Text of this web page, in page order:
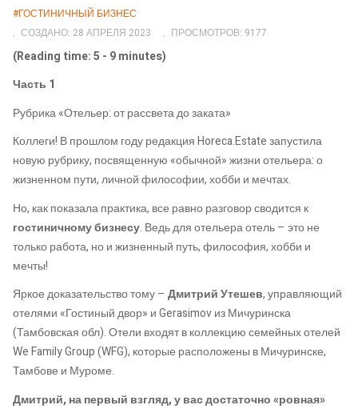
#ГОСТИНИЧНЫЙ БИЗНЕС
СОЗДАНО: 28 АПРЕЛЯ 2023
ПРОСМОТРОВ: 9177
(Reading time: 5 - 9 minutes)
Часть 1
Рубрика «Отельер: от рассвета до заката»
Коллеги! В прошлом году редакция Horeca.Estate запустила
новую рубрику, посвященную «обычной» жизни отельера: о
жизненном пути, личной философии, хобби и мечтах.
Но, как показала практика, все равно разговор сводится к
гостиничному бизнесу. Ведь для отельера отель – это не
только работа, но и жизненный путь, философия, хобби и
мечты!
Яркое доказательство тому – Дмитрий Утешев, управляющий
отелями «Гостиный двор» и Gerasimov из Мичуринска
(Тамбовская обл). Отели входят в коллекцию семейных отелей
We Family Group (WFG), которые расположены в Мичуринске,
Тамбове и Муроме.
Дмитрий, на первый взгляд, у вас достаточно «ровная»